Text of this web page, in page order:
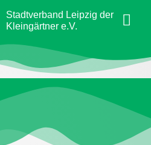
Stadtverband Leipzig der
Kleingärtner e.V.